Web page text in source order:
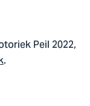
Peil 2022,
.